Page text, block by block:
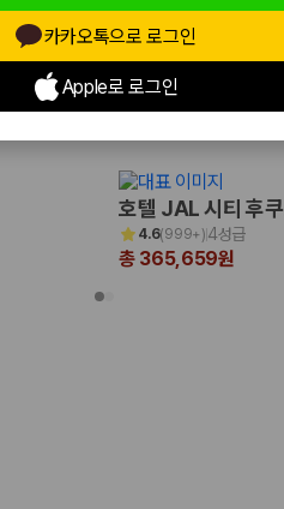
호텔 JAL 시티 후
4.6(999+)4성급
총 365,659원
카카오톡으로 로그인
Apple로 로그인